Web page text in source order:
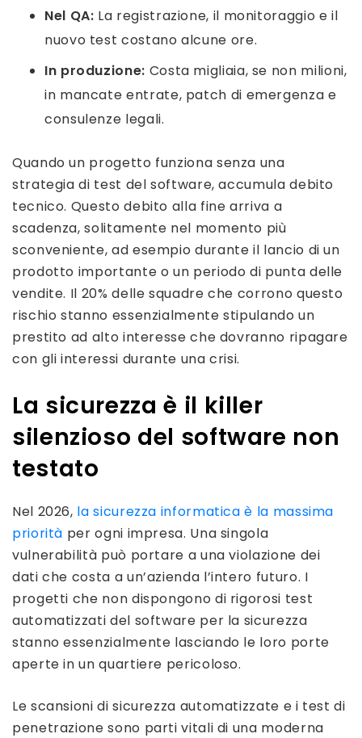
Nel QA: La registrazione, il monitoraggio e il
nuovo test costano alcune ore.
In produzione: Costa migliaia, se non milioni,
in mancate entrate, patch di emergenza e
consulenze legali.
Quando un progetto funziona senza una
strategia di test del software, accumula debito
tecnico. Questo debito alla fine arriva a
scadenza, solitamente nel momento più
sconveniente, ad esempio durante il lancio di un
prodotto importante o un periodo di punta delle
vendite. Il 20% delle squadre che corrono questo
rischio stanno essenzialmente stipulando un
prestito ad alto interesse che dovranno ripagare
con gli interessi durante una crisi.
La sicurezza è il killer
silenzioso del software non
testato
Nel 2026, la sicurezza informatica è la massima
priorità per ogni impresa. Una singola
vulnerabilità può portare a una violazione dei
dati che costa a un’azienda l’intero futuro. I
progetti che non dispongono di rigorosi test
automatizzati del software per la sicurezza
stanno essenzialmente lasciando le loro porte
aperte in un quartiere pericoloso.
Le scansioni di sicurezza automatizzate e i test di
penetrazione sono parti vitali di una moderna